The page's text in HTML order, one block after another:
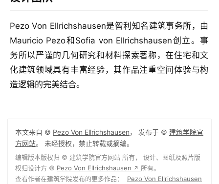
Pezo Von Ellrichshausen是智利知名建筑事务所，由
Mauricio Pezo和Sofia von Ellrichshausen创立。事
务所以严谨的几何研究和材料探索著称，在住宅和文
化建筑领域具有丰富经验，其作品注重空间体验与构
造逻辑的完美结合。
本文来自 © Pezo Von Ellrichshausen， 发布于 © 建筑学院官
方网站。 未经授权，禁止转载或摘编。
编辑版本版权归 © 建筑学院官方网站 所有， 设计、图纸及照片版
权归设计方 © Pezo Von Ellrichshausen ↗ 所有。
查看作者在建筑学院发布的更多作品： Pezo Von Ellrichshausen